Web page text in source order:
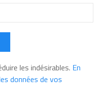
les indésirables. En
données de vos